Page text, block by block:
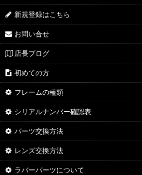
新規登録はこちら
お問い合せ
店長ブログ
初めての方
フレームの種類
シリアルナンバー確認表
パーツ交換方法
レンズ交換方法
ラバーパーツについて